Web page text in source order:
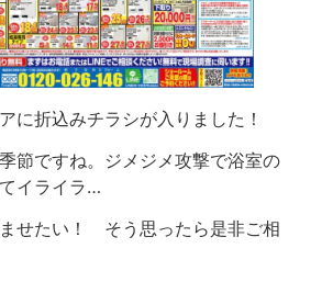
に折込みチラシが入りました！
節ですね。ジメジメ攻撃で浴室の
イライラ…
せたい！ そう思ったら是非ご相